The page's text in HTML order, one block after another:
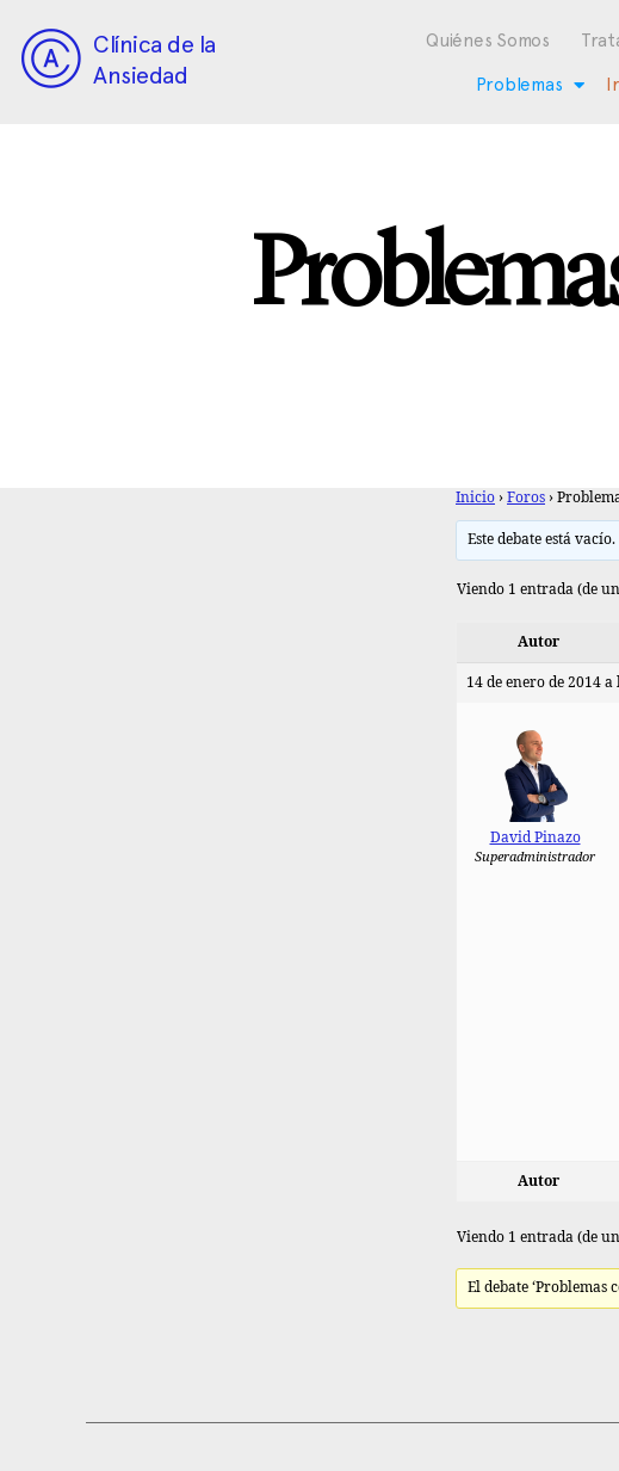
Clínica de la
Ansiedad
Quiénes Somos
Problemas
Inicio › Foros ›
Este debate está vacío.
Viendo 1 entrada (de
Autor
14 de enero de 2014 a
David Pinazo
Superadministrador
Autor
Viendo 1 entrada (de
El debate ‘Problemas